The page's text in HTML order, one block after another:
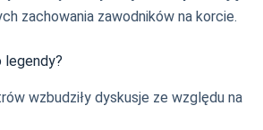
zachowania zawodników na korcie.
legendy?
wzbudziły dyskusje ze względu na